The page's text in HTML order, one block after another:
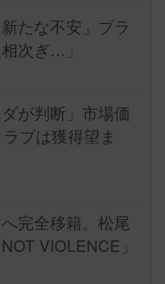
たな不安」ブラ
次ぎ…」
が判断」市場価
ブは獲得望ま
完全移籍。松尾
VIOLENCE」